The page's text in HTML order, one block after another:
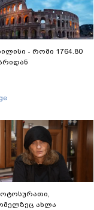
- რომი 1764.80
ახლა